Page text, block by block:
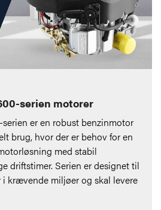
serien motorer
er en robust benzinmotor
brug, hvor der er behov for en
med stabil
driftstimer. Serien er designet til
i krævende miljøer og skal levere